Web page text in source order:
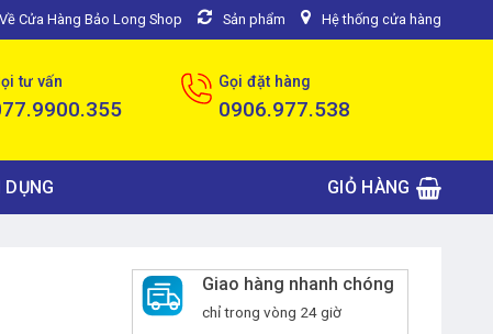
Cửa Hàng Bảo Long Shop Sản phẩm Hệ thống cửa hàng
tư vấn Gọi đặt hàng
0906.977.538
GIỎ HÀNG
Giao hàng nhanh chóng
chỉ trong vòng 24 giờ